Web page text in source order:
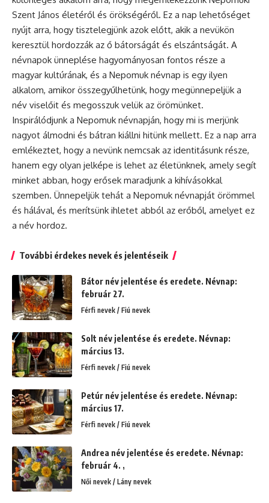
Szent János életéről és örökségéről. Ez a nap lehetőséget
nyújt arra, hogy tisztelegjünk azok előtt, akik a nevükön
keresztül hordozzák az ő bátorságát és elszántságát. A
névnapok ünneplése hagyományosan fontos része a
magyar kultúrának, és a Nepomuk névnap is egy ilyen
alkalom, amikor összegyűlhetünk, hogy megünnepeljük a
név viselőit és megosszuk velük az örömünket.
Inspirálódjunk a Nepomuk névnapján, hogy mi is merjünk
nagyot álmodni és bátran kiállni hitünk mellett. Ez a nap arra
emlékeztet, hogy a nevünk nemcsak az identitásunk része,
hanem egy olyan jelképe is lehet az életünknek, amely segít
minket abban, hogy erősek maradjunk a kihívásokkal
szemben. Ünnepeljük tehát a Nepomuk névnapját örömmel
és hálával, és merítsünk ihletet abból az erőből, amelyet ez
a név hordoz.
További érdekes nevek és jelentéseik
Bátor név jelentése és eredete. Névnap:
február 27.
Férfi nevek / Fiú nevek
Solt név jelentése és eredete. Névnap:
március 13.
Férfi nevek / Fiú nevek
Petúr név jelentése és eredete. Névnap:
március 17.
Férfi nevek / Fiú nevek
Andrea név jelentése és eredete. Névnap:
február 4. ,
Női nevek / Lány nevek